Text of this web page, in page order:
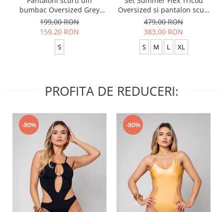
bumbac Oversized Grey
Anthracite
199,00 RON
159,20 RON
S
Oversized si pantalon scurt
Baggy Black
479,00 RON
383,00 RON
S M L XL
PROFITA DE REDUCERI:
-80% -80%